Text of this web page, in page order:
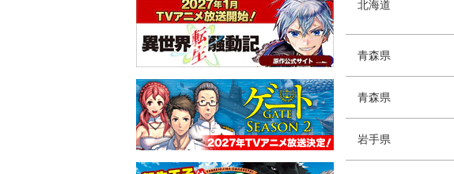
北海道
青森県
青森県
岩手県